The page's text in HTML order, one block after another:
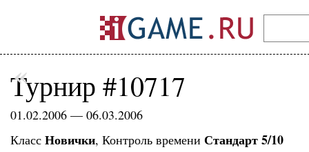
Турнир #10717
01.02.2006 — 06.03.2006
Класс Новички, Контроль времени Стандарт 5/10
«